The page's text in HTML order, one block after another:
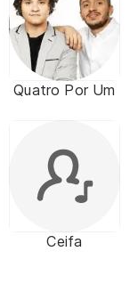
Quatro Por Um
Ceifa